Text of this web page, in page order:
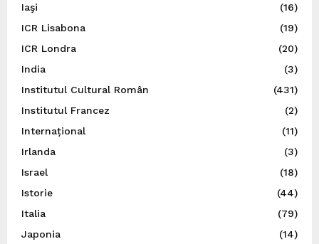
Iaşi
(16)
ICR Lisabona
(19)
ICR Londra
(20)
India
(3)
Institutul Cultural Român
(431)
Institutul Francez
(2)
Internațional
(11)
Irlanda
(3)
Israel
(18)
Istorie
(44)
Italia
(79)
Japonia
(14)